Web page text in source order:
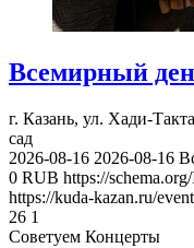
Всемирный
г. Казань, ул. Хади-
сад
2026-08-16 2026-08-16
0 RUB https://
https://kuda-kazan.ru/
26 1
Советуем Концерты